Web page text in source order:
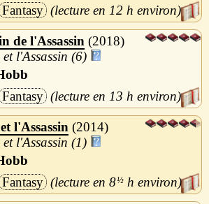
Fantasy
12 h
de l'Assassin
2018
l'Assassin (6)
Fantasy
13 h
l'Assassin
2014
l'Assassin (1)
Fantasy
8½ h